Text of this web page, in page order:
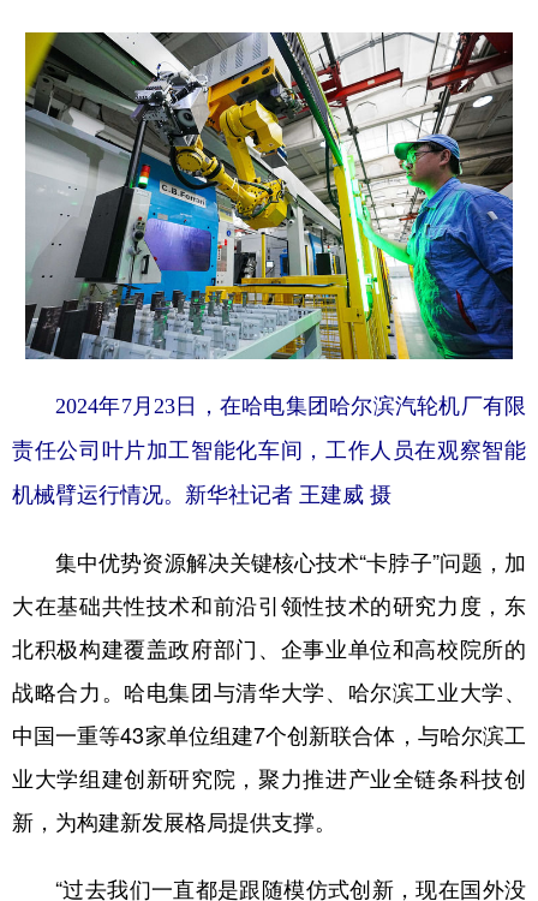
2024年7月23日，在哈电集团哈尔滨汽轮机厂有限
责任公司叶片加工智能化车间，工作人员在观察智能
机械臂运行情况。新华社记者 王建威 摄
集中优势资源解决关键核心技术“卡脖子”问题，加
大在基础共性技术和前沿引领性技术的研究力度，东
北积极构建覆盖政府部门、企事业单位和高校院所的
战略合力。哈电集团与清华大学、哈尔滨工业大学、
中国一重等43家单位组建7个创新联合体，与哈尔滨工
业大学组建创新研究院，聚力推进产业全链条科技创
新，为构建新发展格局提供支撑。
“过去我们一直都是跟随模仿式创新，现在国外没